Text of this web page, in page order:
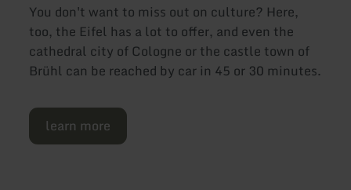
You don't want to miss out on culture? Here,
too, the Eifel has a lot to offer, and even the
cathedral city of Cologne or the castle town of
Brühl can be reached by car in 45 or 30 minutes.
learn more